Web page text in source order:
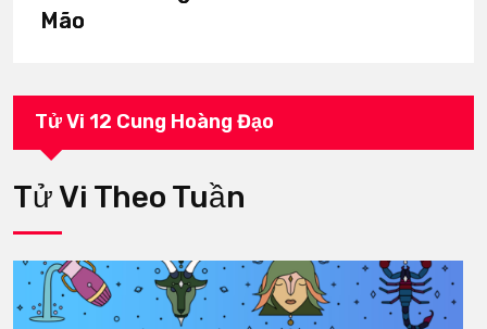
Mão
Tử Vi 12 Cung Hoàng Đạo
Tử Vi Theo Tuần